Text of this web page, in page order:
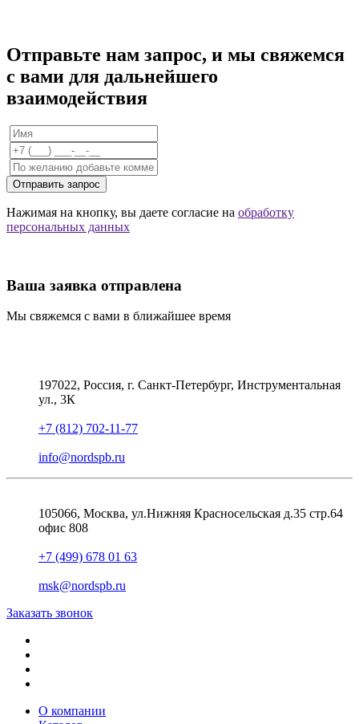
Отправьте нам запрос, и мы свяжемся
с вами для дальнейшего
взаимодействия
Отправить запрос
Нажимая на кнопку, вы даете согласие на обработку
персональных данных
Ваша заявка отправлена
Мы свяжемся с вами в ближайшее время
197022, Россия, г. Санкт-Петербург, Инструментальная
ул., 3К
+7 (812) 702-11-77
info@nordspb.ru
105066, Москва, ул.Нижняя Красносельская д.35 стр.64
офис 808
+7 (499) 678 01 63
msk@nordspb.ru
Заказать звонок
О компании